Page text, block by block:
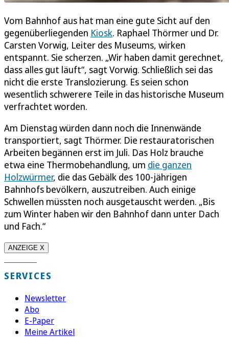
Vom Bahnhof aus hat man eine gute Sicht auf den
gegenüberliegenden Kiosk. Raphael Thörmer und Dr.
Carsten Vorwig, Leiter des Museums, wirken
entspannt. Sie scherzen. „Wir haben damit gerechnet,
dass alles gut läuft“, sagt Vorwig. Schließlich sei das
nicht die erste Translozierung. Es seien schon
wesentlich schwerere Teile in das historische Museum
verfrachtet worden.
Am Dienstag würden dann noch die Innenwände
transportiert, sagt Thörmer. Die restauratorischen
Arbeiten begännen erst im Juli. Das Holz brauche
etwa eine Thermobehandlung, um die ganzen
Holzwürmer, die das Gebälk des 100-jährigen
Bahnhofs bevölkern, auszutreiben. Auch einige
Schwellen müssten noch ausgetauscht werden. „Bis
zum Winter haben wir den Bahnhof dann unter Dach
und Fach.“
ANZEIGE X
SERVICES
Newsletter
Abo
E-Paper
Meine Artikel